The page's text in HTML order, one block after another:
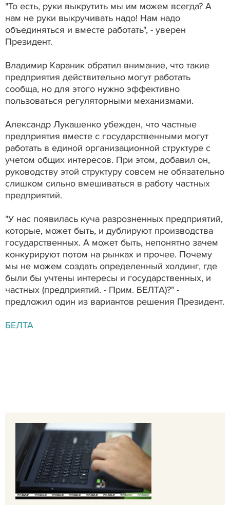
"То есть, руки выкрутить мы им можем всегда? А
нам не руки выкручивать надо! Нам надо
объединяться и вместе работать", - уверен
Президент.
Владимир Караник обратил внимание, что такие
предприятия действительно могут работать
сообща, но для этого нужно эффективно
пользоваться регуляторными механизмами.
Александр Лукашенко убежден, что частные
предприятия вместе с государственными могут
работать в единой организационной структуре с
учетом общих интересов. При этом, добавил он,
руководству этой структуру совсем не обязательно
слишком сильно вмешиваться в работу частных
предприятий.
"У нас появилась куча разрозненных предприятий,
которые, может быть, и дублируют производства
государственных. А может быть, непонятно зачем
конкурируют потом на рынках и прочее. Почему
мы не можем создать определенный холдинг, где
были бы учтены интересы и государственных, и
частных (предприятий. - Прим. БЕЛТА)?" -
предложил один из вариантов решения Президент.
БЕЛТА